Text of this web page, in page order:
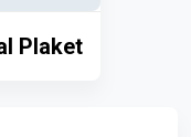
Plaket